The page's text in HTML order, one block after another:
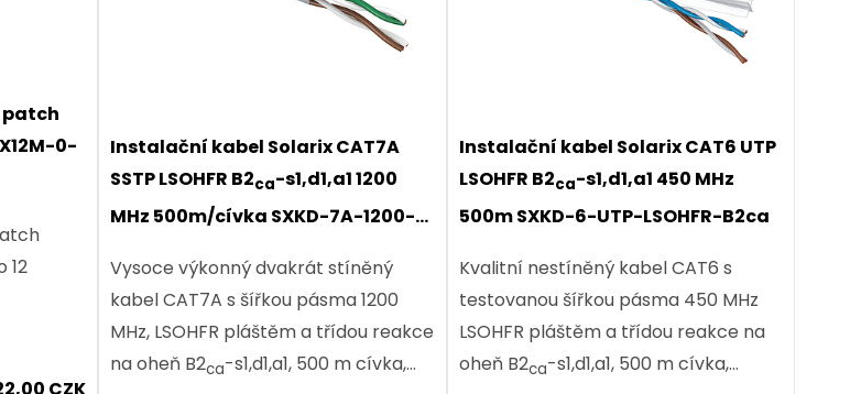
patch
0-
12
CZK
Instalační kabel Solarix CAT7A
SSTP LSOHFR B2ca-s1,d1,a1 1200
MHz 500m/cívka SXKD-7A-1200-
Vysoce výkonný dvakrát stíněný
kabel CAT7A s šířkou pásma 1200
MHz, LSOHFR pláštěm a třídou reakce
na oheň B2ca-s1,d1,a1, 500 m cívka,
Instalační kabel Solarix CAT6 UTP
LSOHFR B2ca-s1,d1,a1 450 MHz
500m SXKD-6-UTP-LSOHFR-B2ca
Kvalitní nestíněný kabel CAT6 s
testovanou šířkou pásma 450 MHz
LSOHFR pláštěm a třídou reakce na
oheň B2ca-s1,d1,a1, 500 m cívka,